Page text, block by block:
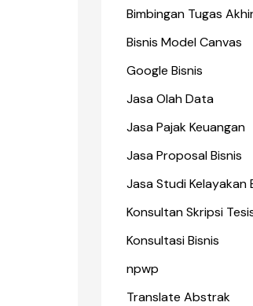
Bimbingan Tugas
Bisnis Model Canvas
Google Bisnis
Jasa Olah Data
Jasa Pajak Keuangan
Jasa Proposal Bisnis
Jasa Studi Kelayakan
Konsultan Skripsi
Konsultasi Bisnis
npwp
Translate Abstrak